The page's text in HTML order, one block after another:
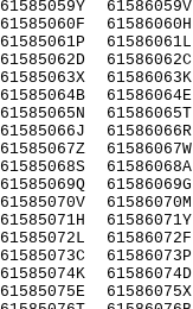
61585059Y
61585060F
61585061P
61585062D
61585063X
61585064B
61585065N
61585066J
61585067Z
61585068S
61585069Q
61585070V
61585071H
61585072L
61585073C
61585074K
61585075E
61586059V
61586060H
61586061L
61586062C
61586063K
61586064E
61586065T
61586066R
61586067W
61586068A
61586069G
61586070M
61586071Y
61586072F
61586073P
61586074D
61586075X